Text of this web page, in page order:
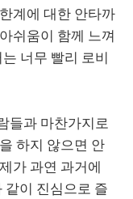
계에 대한 안타까
쉬움이 함께 느껴
너무 빨리 로비
들과 마찬가지로
하지 않으면 안
가 과연 과거에
같이 진심으로 즐